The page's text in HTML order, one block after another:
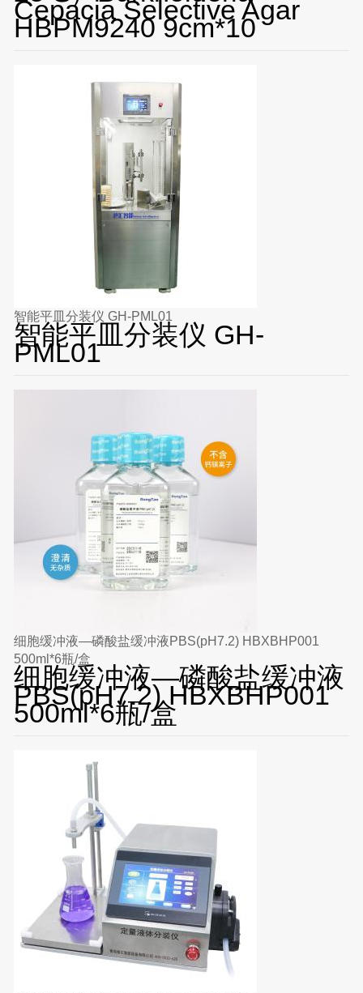
Cepacia Selective Agar
HBPM9240 9cm*10
智能平皿分装仪 GH-PML01
智能平皿分装仪 GH-
PML01
细胞缓冲液—磷酸盐缓冲液PBS(pH7.2) HBXBHP001
500ml*6瓶/盒
细胞缓冲液—磷酸盐缓冲液
PBS(pH7.2) HBXBHP001
500ml*6瓶/盒